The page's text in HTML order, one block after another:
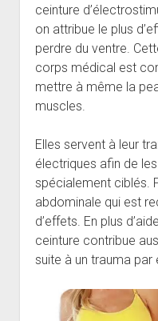
ceinture
on attribue le plus
perdre du ventre.
corps médical est
mettre à même la
muscles.
Elles servent à leur
électriques afin de
spécialement ciblés.
abdominale qui est
d’effets. En plus
ceinture contribue
suite à un trauma par